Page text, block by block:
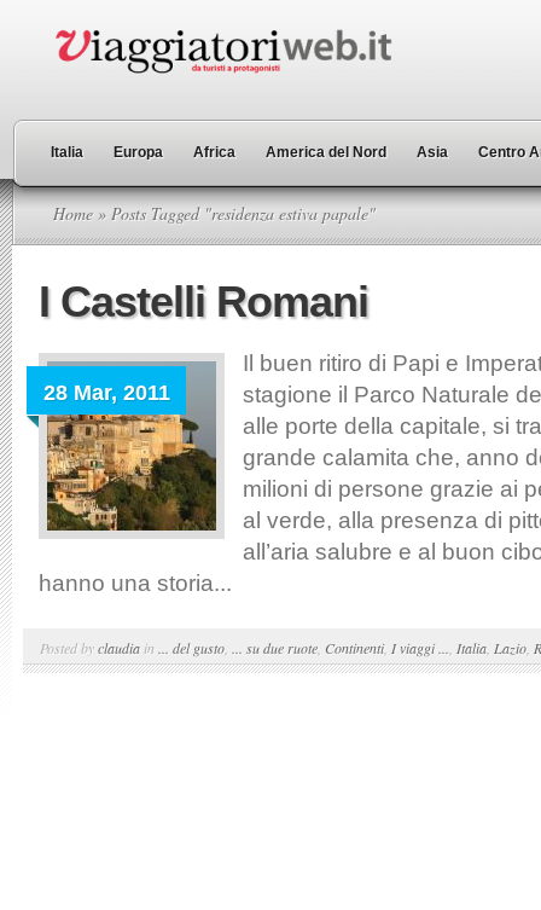
Italia Europa Africa America del Nord Asia Centro
Home » Posts Tagged "residenza estiva papale"
I Castelli Romani
28 Mar, 2011
Il buen ritiro di Papi e
stagione il Parco Naturale
alle porte della capitale, si
grande calamita che, anno
milioni di persone grazie ai
al verde, alla presenza di
all’aria salubre e al buon
hanno una storia...
Posted byclaudia in ... del gusto ... su due ruote Continenti, I viaggi ... Italia Lazio